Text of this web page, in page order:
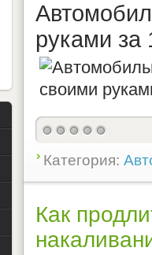
руками за
Категория:
Как